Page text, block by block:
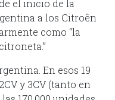
el inicio de la
a los Citroên
como “la
En esos 19
y 3CV (tanto en